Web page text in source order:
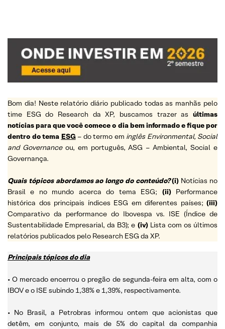
Bom dia! Neste relatório diário publicado todas as manhãs pelo
time ESG do Research da XP, buscamos trazer as últimas
notícias para que você comece o dia bem informado e fique por
dentro do tema ESG – do termo em inglês Environmental, Social
and Governance ou, em português, ASG – Ambiental, Social e
Governança.
Quais tópicos abordamos ao longo do conteúdo? (i) Notícias no
Brasil e no mundo acerca do tema ESG; (ii)Performance
histórica dos principais índices ESG em diferentes países; (iii)
Comparativo da performance do Ibovespa vs. ISE (Índice de
Sustentabilidade Empresarial, da B3); e (iv)Lista com os últimos
relatórios publicados pelo Research ESG da XP.
Principais tópicos do dia
• O mercado encerrou o pregão de segunda-feira em alta, com o
IBOV e o ISE subindo 1,38% e 1,39%, respectivamente.
• No Brasil, a Petrobras informou ontem que acionistas que
detêm, em conjunto, mais de 5% do capital da companhia